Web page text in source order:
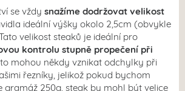
se vždy snažíme dodržovat velikost
ideální výšky okolo 2,5cm (obvykle
velikost steaků je ideální pro
kontrolu stupně propečení při
mohou někdy vznikat odchylky při
řezníky, jelikož pokud bychom
gramáž 250g, steak by mohl být velice